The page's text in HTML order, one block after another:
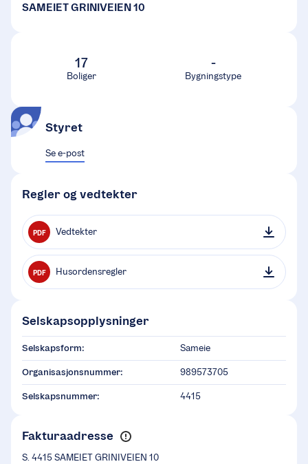
SAMEIET GRINIVEIEN 10
17
Boliger
-
Bygningstype
Styret
Se e-post
Regler og vedtekter
PDF Vedtekter
PDF Husordensregler
Selskapsopplysninger
Selskapsform: Sameie
Organisasjonsnummer: 989573705
Selskapsnummer: 4415
Fakturaadresse
S. 4415 SAMEIET GRINIVEIEN 10